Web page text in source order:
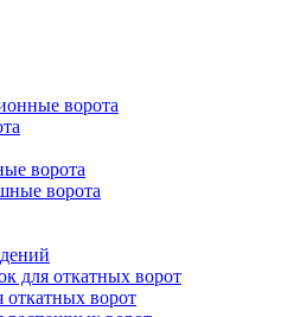
ворота
ворота
ворота
для откатных ворот
откатных ворот